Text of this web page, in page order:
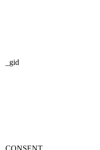
_gid